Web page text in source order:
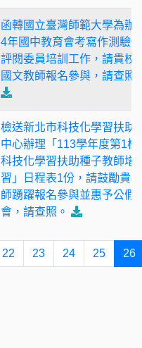
函轉國立臺灣師範大學為辦
4年國中教育會考寫作測驗
評閱委員培訓工作，請貴校
國文教師報名參與，請查照
檢送新北市科技化學習扶助
中心辦理「113學年度第1梯
科技化學習扶助種子教師增
習」日程表1份，請鼓勵貴
師踴躍報名參與並惠予公假
會，請查照。
22 23 24 25 26